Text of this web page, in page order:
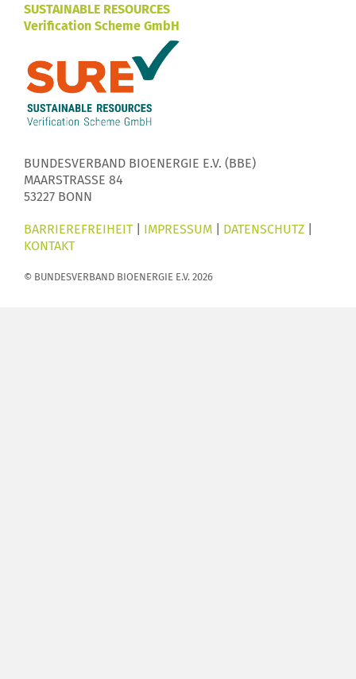
SUSTAINABLE RESOURCES
Verification Scheme GmbH
BUNDESVERBAND BIOENERGIE E.V. (BBE)
MAARSTRASSE 84
53227 BONN
BARRIEREFREIHEIT IMPRESSUM DATENSCHUTZ
KONTAKT
© BUNDESVERBAND BIOENERGIE E.V. 2026